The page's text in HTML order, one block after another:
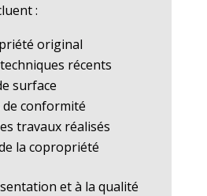
:
original
récents
surface
conformité
travaux réalisés
la copropriété
et à la qualité